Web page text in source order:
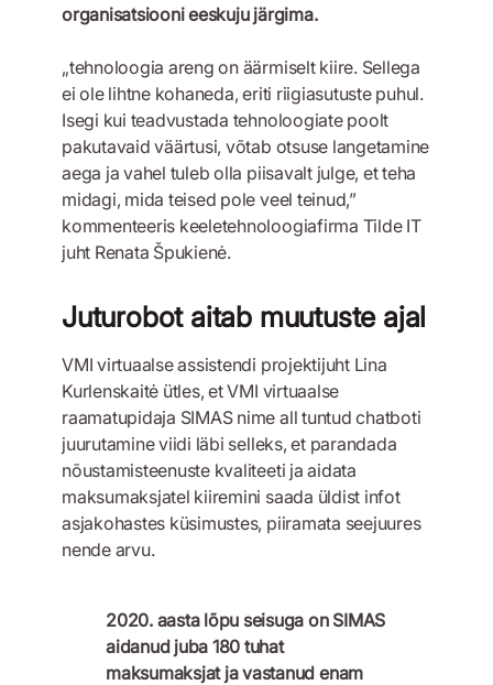
organisatsiooni eeskuju järgima.
„tehnoloogia areng on äärmiselt kiire. Sellega
ei ole lihtne kohaneda, eriti riigiasutuste puhul.
Isegi kui teadvustada tehnoloogiate poolt
pakutavaid väärtusi, võtab otsuse langetamine
aega ja vahel tuleb olla piisavalt julge, et teha
midagi, mida teised pole veel teinud,”
kommenteeris keeletehnoloogiafirma Tilde IT
juht Renata Špukienė.
Juturobot aitab muutuste ajal
VMI virtuaalse assistendi projektijuht Lina
Kurlenskaitė ütles, et VMI virtuaalse
raamatupidaja SIMAS nime all tuntud chatboti
juurutamine viidi läbi selleks, et parandada
nõustamisteenuste kvaliteeti ja aidata
maksumaksjatel kiiremini saada üldist infot
asjakohastes küsimustes, piiramata seejuures
nende arvu.
2020. aasta lõpu seisuga on SIMAS
aidanud juba 180 tuhat
maksumaksjat ja vastanud enam